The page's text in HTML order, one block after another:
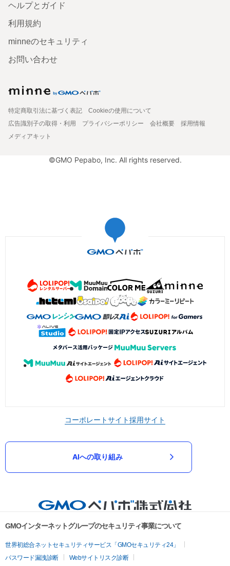
ヘルプとガイド
利用規約
minneのセキュリティ
お問い合わせ
特定商取引法に基づく表記
Cookieの使用について
広告識別子の取得・利用
プライバシーポリシー 会社概要
採用情報
メディアキット
©GMO Pepabo, Inc. All rights reserved.
コーポレートサイト採用サイト
AIへの取り組み
GMOインターネットグループのセキュリティ事業について
世界初総合ネットセキュリティサービス「GMOセキュリティ24」
パスワード漏洩診断
Webサイトリスク診断